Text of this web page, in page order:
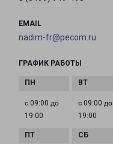
EMAIL
nadim-fr@pecom.ru
ГРАФИК РАБОТЫ
с 09:00 до
19:00
с 09:00 до
19:00